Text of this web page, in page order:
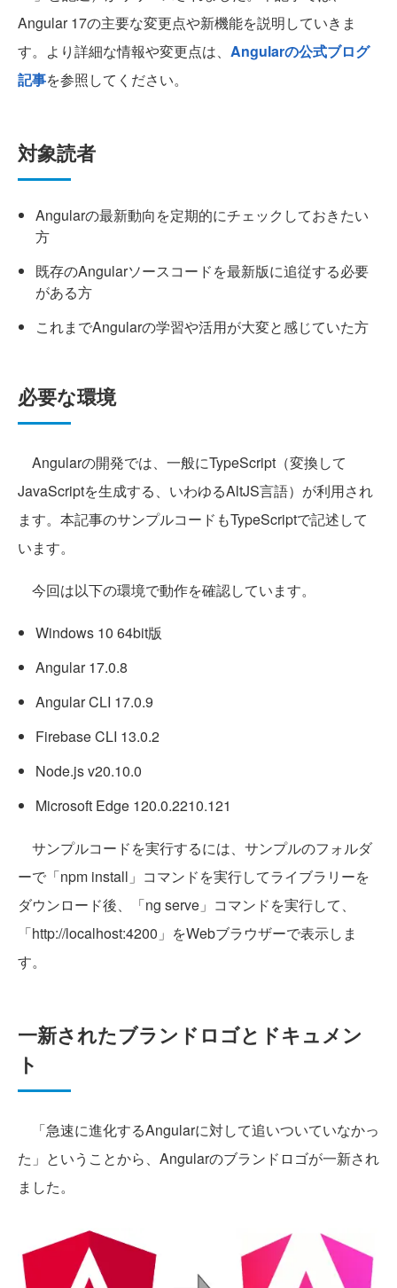
Angular 17の主要な変更点や新機能を説明していきま
す。より詳細な情報や変更点は、 Angularの公式ブログ
記事を参照してください。
対象読者
Angularの最新動向を定期的にチェックしておきたい
方
既存のAngularソースコードを最新版に追従する必要
がある方
これまでAngularの学習や活用が大変と感じていた方
必要な環境
Angularの開発では、一般にTypeScript（変換して
JavaScriptを生成する、いわゆるAltJS言語）が利用され
ます。本記事のサンプルコードもTypeScriptで記述して
います。
今回は以下の環境で動作を確認しています。
Windows 10 64bit版
Angular 17.0.8
Angular CLI 17.0.9
Firebase CLI 13.0.2
Node.js v20.10.0
Microsoft Edge 120.0.2210.121
サンプルコードを実行するには、サンプルのフォルダ
ーで「npm install」コマンドを実行してライブラリーを
ダウンロード後、「ng serve」コマンドを実行して、
「http://localhost:4200」をWebブラウザーで表示しま
す。
一新されたブランドロゴとドキュメン
ト
「急速に進化するAngularに対して追いついていなかっ
た」ということから、Angularのブランドロゴが一新され
ました。